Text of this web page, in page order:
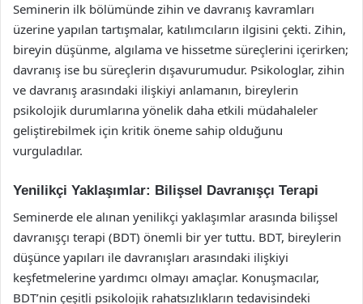
Seminerin ilk bölümünde zihin ve davranış kavramları
üzerine yapılan tartışmalar, katılımcıların ilgisini çekti. Zihin,
bireyin düşünme, algılama ve hissetme süreçlerini içerirken;
davranış ise bu süreçlerin dışavurumudur. Psikologlar, zihin
ve davranış arasındaki ilişkiyi anlamanın, bireylerin
psikolojik durumlarına yönelik daha etkili müdahaleler
geliştirebilmek için kritik öneme sahip olduğunu
vurguladılar.
Yenilikçi Yaklaşımlar: Bilişsel Davranışçı Terapi
Seminerde ele alınan yenilikçi yaklaşımlar arasında bilişsel
davranışçı terapi (BDT) önemli bir yer tuttu. BDT, bireylerin
düşünce yapıları ile davranışları arasındaki ilişkiyi
keşfetmelerine yardımcı olmayı amaçlar. Konuşmacılar,
BDT’nin çeşitli psikolojik rahatsızlıkların tedavisindeki